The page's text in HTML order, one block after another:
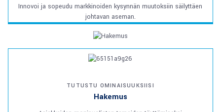
Innovoi ja sopeudu markkinoiden kysynnän muutoksiin säilyttäen
johtavan aseman.
TUTUSTU OMINAISUUKSIISI
Hakemus